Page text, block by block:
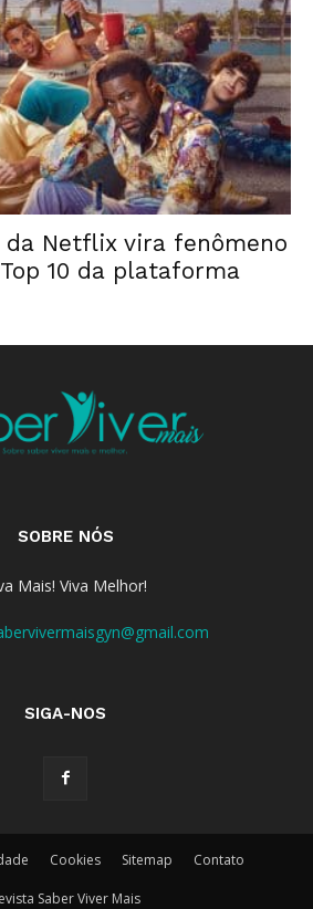
da Netflix vira fenômeno
10 da plataforma
SOBRE NÓS
Mais! Viva Melhor!
SIGA-NOS
Cookies Sitemap Contato
Saber Viver Mais